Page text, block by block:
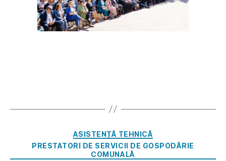
ASISTENȚĂ TEHNICĂ
PRESTATORI DE SERVICII DE GOSPODĂRIE
COMUNALĂ